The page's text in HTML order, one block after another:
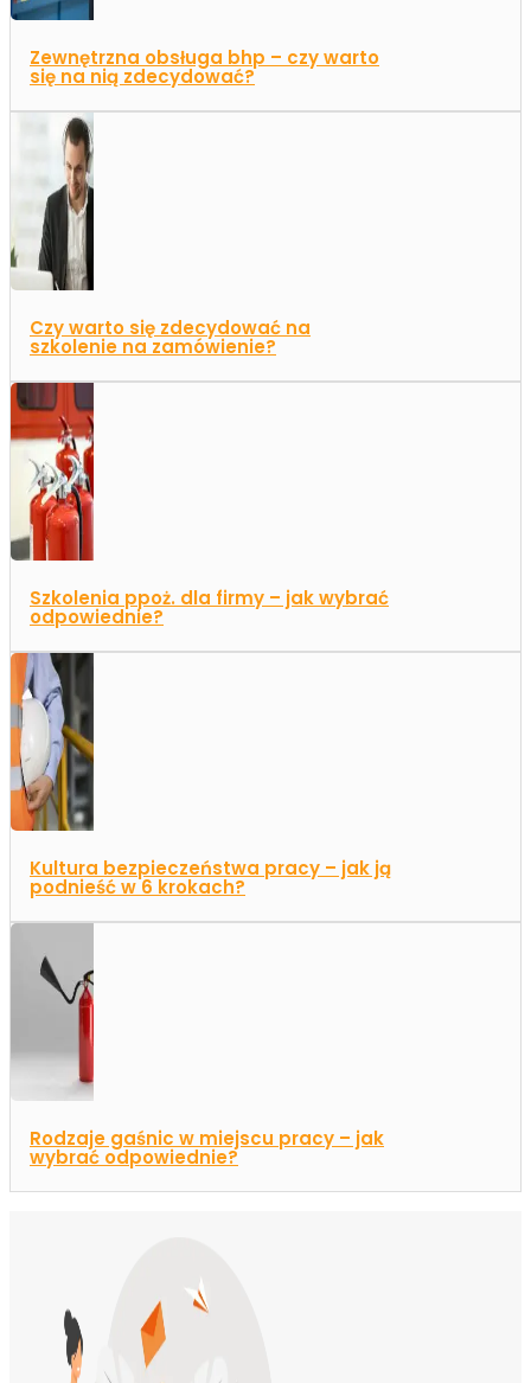
Zewnętrzna obsługa bhp – czy warto
się na nią zdecydować?
Czy warto się zdecydować na
szkolenie na zamówienie?
Szkolenia ppoż. dla firmy – jak wybrać
odpowiednie?
Kultura bezpieczeństwa pracy – jak ją
podnieść w 6 krokach?
Rodzaje gaśnic w miejscu pracy – jak
wybrać odpowiednie?